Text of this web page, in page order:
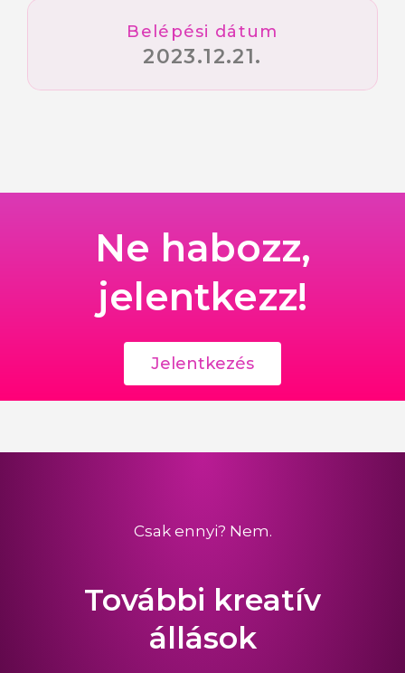
Belépési dátum
2023.12.21.
Ne habozz,
jelentkezz!
Jelentkezés
Csak ennyi? Nem.
További kreatív
állások